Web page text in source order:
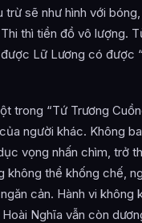
sẽ như hình với
thì tiền đồ vô lượng.
Lữ Lương có được
trong “Tứ Trương
người khác. Không
vọng nhấn chìm, trở
không thể khống chế,
cản. Hành vi không
Nghĩa vẫn còn